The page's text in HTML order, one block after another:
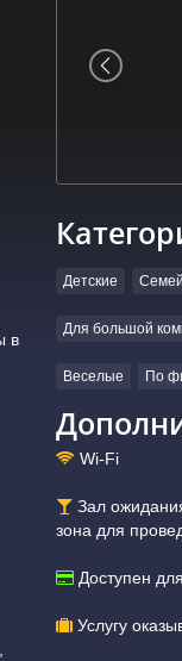
в
Детские
Для большой
Веселые По
Wi-Fi
Зал
зона для
Доступен
Услугу